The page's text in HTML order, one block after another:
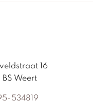
16
Weert
534819